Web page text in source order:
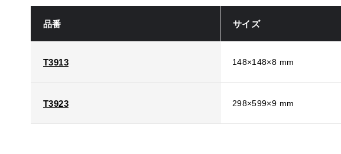
品番 サイズ
T3913 148×148×8 mm
T3923 298×599×9 mm